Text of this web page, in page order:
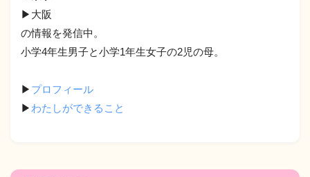
▶︎大阪
の情報を発信中。
小学4年生男子と小学1年生女子の2児の母。
▶︎ プロフィール
▶︎ わたしができること